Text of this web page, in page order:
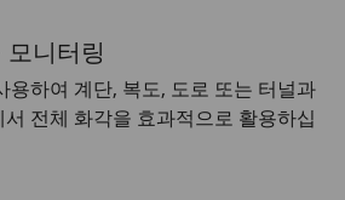
모니터링
하여 계단, 복도, 도로 또는 터널과
전체 화각을 효과적으로 활용하십